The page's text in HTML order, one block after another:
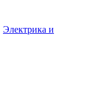
Электрика и